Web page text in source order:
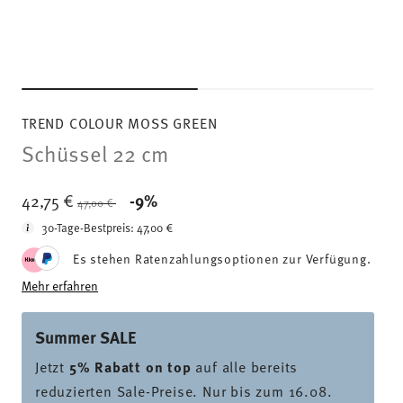
TREND COLOUR MOSS GREEN
Schüssel 22 cm
42,75 € Price reduced from
47,00 € -9%
30-Tage-Bestpreis:47,00 €
Es stehen Ratenzahlungsoptionen zur Verfügung.
Mehr erfahren
Summer SALE
Jetzt 5% Rabatt on top auf alle bereits
reduzierten Sale-Preise. Nur bis zum 16.08.